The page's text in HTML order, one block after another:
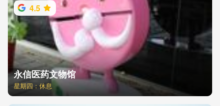
4.5
永信医药文物馆
星期四：休息